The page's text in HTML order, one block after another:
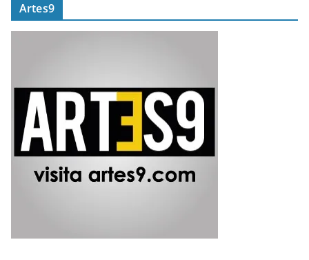
Artes9